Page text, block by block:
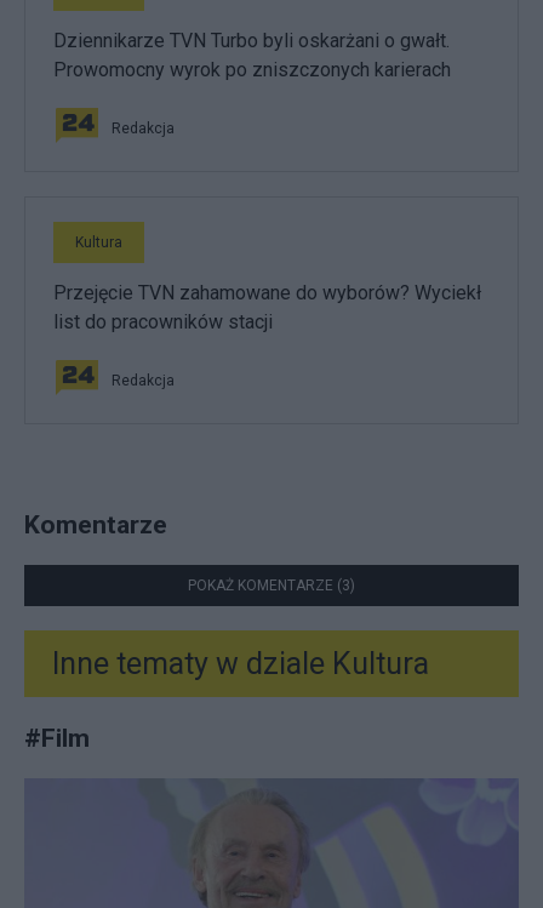
Dziennikarze TVN Turbo byli oskarżani o gwałt.
Prowomocny wyrok po zniszczonych karierach
Redakcja
Kultura
Przejęcie TVN zahamowane do wyborów? Wyciekł
list do pracowników stacji
Redakcja
Komentarze
POKAŻ KOMENTARZE (3)
Inne tematy w dziale Kultura
#Film